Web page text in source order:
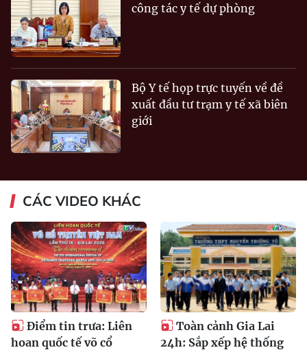
công tác y tế dự phòng
Bộ Y tế họp trực tuyến về đề
xuất đầu tư trạm y tế xã biên
giới
CÁC VIDEO KHÁC
Điểm tin trưa: Liên
hoan quốc tế võ cổ
Toàn cảnh Gia Lai
24h: Sắp xếp hệ thống